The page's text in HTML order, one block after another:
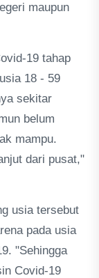
maupun
19 tahap
18 - 59
sekitar
belum
mampu.
dari pusat,"
usia tersebut
pada usia
"Sehingga
Covid-19